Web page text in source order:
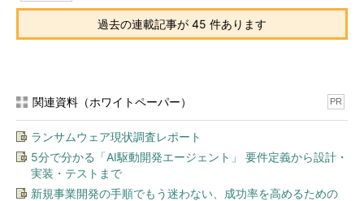
過去の連載記事が 45 件あります
関連資料（ホワイトペーパー） PR
ランサムウェア現状調査レポート
5分で分かる「AI駆動開発エージェント」 要件定義から設計・
実装・テストまで
新規事業開発の手順でもう迷わない、成功率を高めるための